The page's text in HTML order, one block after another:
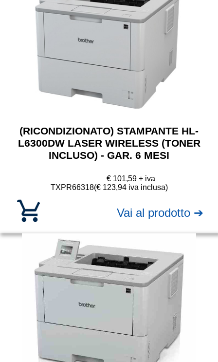
(RICONDIZIONATO) STAMPANTE HL-
L6300DW LASER WIRELESS (TONER
INCLUSO) - GAR. 6 MESI
TXPR66318
€ 101,59 + iva
(€ 123,94 iva inclusa)
Vai al prodotto ➔